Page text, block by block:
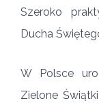
Szeroko
Ducha
W Polsce
Zielone